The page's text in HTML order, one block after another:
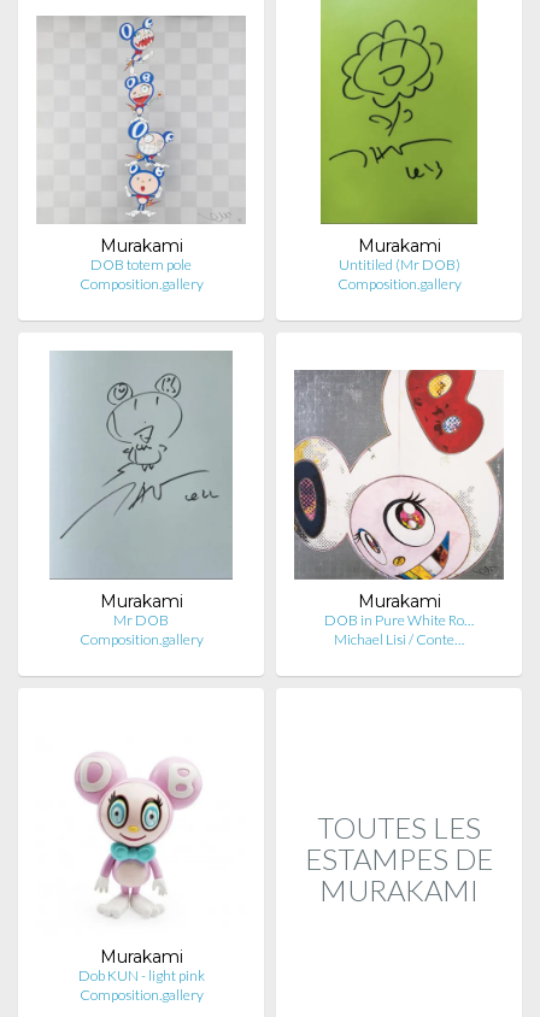
Murakami
DOB totem pole
Composition.gallery
Murakami
Untitiled (Mr DOB)
Composition.gallery
Murakami
Mr DOB
Composition.gallery
Murakami
DOB in Pure White Ro…
Michael Lisi / Conte…
Murakami
Dob KUN - light pink
Composition.gallery
TOUTES LES
ESTAMPES DE
MURAKAMI